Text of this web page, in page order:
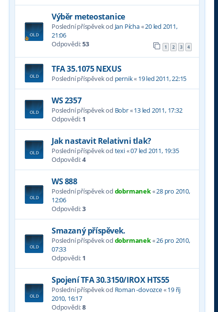
Výběr meteostanice
Poslední příspěvek od Jan Pícha«20 led 2011,
21:06
Odpovědi:53 1 2 3 4
TFA 35.1075 NEXUS
Poslední příspěvek od pernik« 19 led 2011, 22:15
WS 2357
Poslední příspěvek od Bobr«13 led 2011, 17:32
Odpovědi: 1
Jak nastavit Relativni tlak?
Poslední příspěvek od texi«07 led 2011, 19:35
Odpovědi:4
WS 888
Poslední příspěvek od dobrmanek«28 pro 2010,
12:06
Odpovědi:3
Smazaný příspěvek.
Poslední příspěvek od dobrmanek«26 pro 2010,
07:33
Odpovědi: 1
Spojení TFA 30.3150/IROX HTS55
Poslední příspěvek od Roman -dovozce«19 říj
2010, 16:17
Odpovědi:8